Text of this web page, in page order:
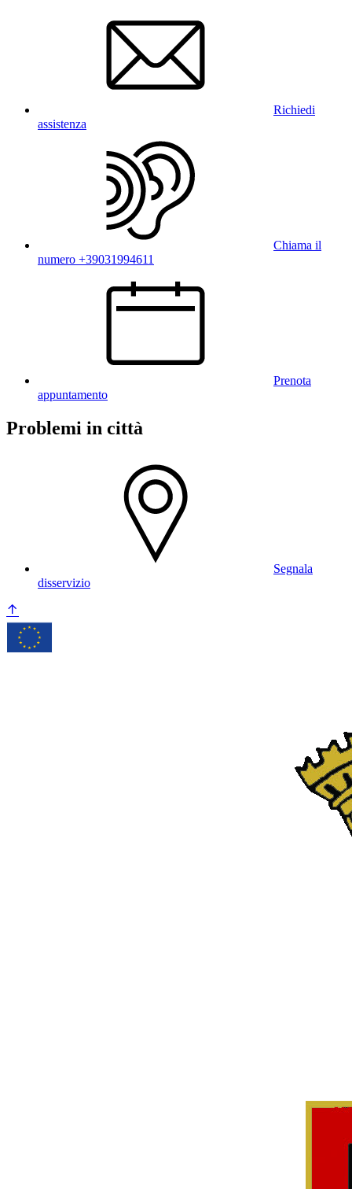
Richiedi
assistenza
Chiama il
numero +39031994611
Prenota
appuntamento
Problemi in città
Segnala
disservizio